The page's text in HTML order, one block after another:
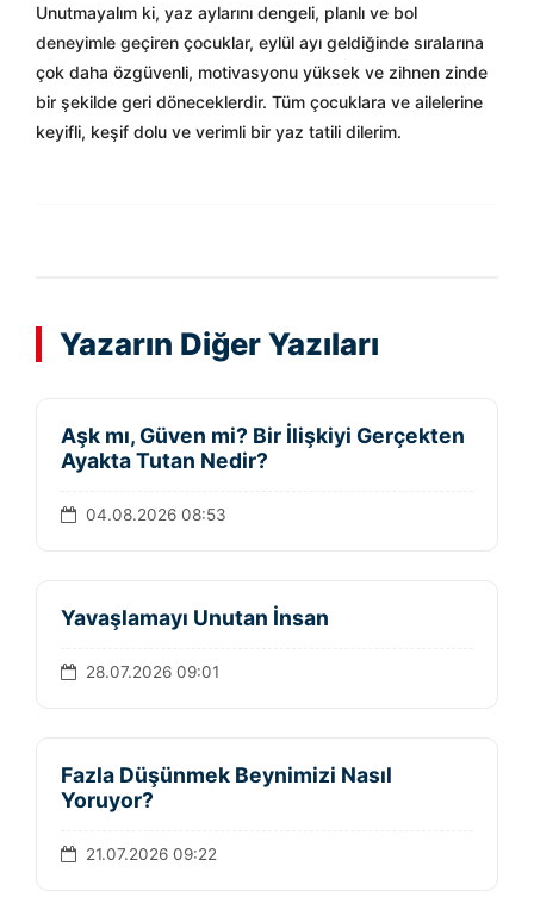
Unutmayalım ki, yaz aylarını dengeli, planlı ve bol
deneyimle geçiren çocuklar, eylül ayı geldiğinde sıralarına
çok daha özgüvenli, motivasyonu yüksek ve zihnen zinde
bir şekilde geri döneceklerdir. Tüm çocuklara ve ailelerine
keyifli, keşif dolu ve verimli bir yaz tatili dilerim.
Yazarın Diğer Yazıları
Aşk mı, Güven mi? Bir İlişkiyi Gerçekten
Ayakta Tutan Nedir?
04.08.2026 08:53
Yavaşlamayı Unutan İnsan
28.07.2026 09:01
Fazla Düşünmek Beynimizi Nasıl
Yoruyor?
21.07.2026 09:22